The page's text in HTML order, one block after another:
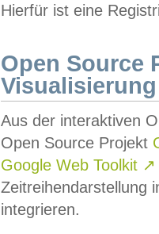
Hierfür ist eine
Open Source
Visualisierung
Aus der interaktiven
Open Source Projekt
Google Web Toolkit ↗
Zeitreihendarstellung
integrieren.